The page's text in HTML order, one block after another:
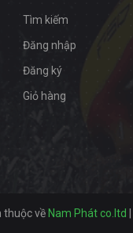
Tìm kiếm
Đăng nhập
Đăng ký
Giỏ hàng
thuộc về Nam Phát co.ltd